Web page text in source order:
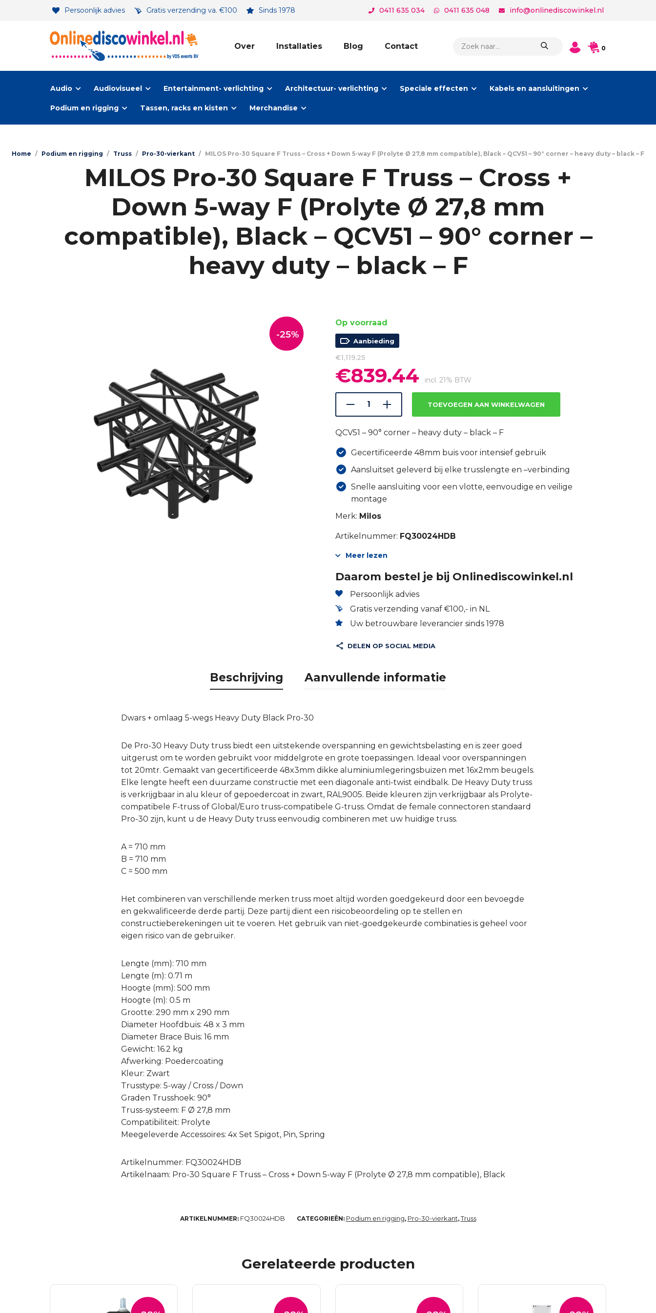
Persoonlijk advies Gratis verzending va. €100 Sinds 1978 0411 635 034 0411 635 048 info@onlinediscowinkel.nl
Over Installaties Blog Contact
ZOEKEN
0
Audio Audiovisueel Entertainment- verlichting Architectuur- verlichting Speciale effecten Kabels en aansluitingen
Podium en rigging Tassen, racks en kisten Merchandise
Home / Podium en rigging / Truss / Pro-30-vierkant / MILOS Pro-30 Square F Truss – Cross + Down 5-way F (Prolyte Ø 27,8 mm compatible), Black – QCV51 – 90° corner – heavy duty – black – F
MILOS Pro-30 Square F Truss – Cross +
Down 5-way F (Prolyte Ø 27,8 mm
compatible), Black – QCV51 – 90° corner –
heavy duty – black – F
-25%
Op voorraad
Aanbieding
€1,119.25
Oorspronkelijke
prijs
was:
€1,119.25.
€839.44 prijs
is:
€839.44.
incl. 21% BTW
TOEVOEGEN AAN WINKELWAGEN
QCV51 – 90° corner – heavy duty – black – F
Gecertificeerde 48mm buis voor intensief gebruik
Aansluitset geleverd bij elke trusslengte en –verbinding
Snelle aansluiting voor een vlotte, eenvoudige en veilige
montage
Merk: Milos
Artikelnummer: FQ30024HDB
Meer lezen
Daarom bestel je bij Onlinediscowinkel.nl
Persoonlijk advies
Gratis verzending vanaf €100,- in NL
Uw betrouwbare leverancier sinds 1978
DELEN OP SOCIAL MEDIA
Beschrijving Aanvullende informatie
Dwars + omlaag 5-wegs Heavy Duty Black Pro-30
De Pro-30 Heavy Duty truss biedt een uitstekende overspanning en gewichtsbelasting en is zeer goed
uitgerust om te worden gebruikt voor middelgrote en grote toepassingen. Ideaal voor overspanningen
tot 20mtr. Gemaakt van gecertificeerde 48x3mm dikke aluminiumlegeringsbuizen met 16x2mm beugels.
Elke lengte heeft een duurzame constructie met een diagonale anti-twist eindbalk. De Heavy Duty truss
is verkrijgbaar in alu kleur of gepoedercoat in zwart, RAL9005. Beide kleuren zijn verkrijgbaar als Prolyte-
compatibele F-truss of Global/Euro truss-compatibele G-truss. Omdat de female connectoren standaard
Pro-30 zijn, kunt u de Heavy Duty truss eenvoudig combineren met uw huidige truss.
A = 710 mm
B = 710 mm
C = 500 mm
Het combineren van verschillende merken truss moet altijd worden goedgekeurd door een bevoegde
en gekwalificeerde derde partij. Deze partij dient een risicobeoordeling op te stellen en
constructieberekeningen uit te voeren. Het gebruik van niet-goedgekeurde combinaties is geheel voor
eigen risico van de gebruiker.
Lengte (mm): 710 mm
Lengte (m): 0.71 m
Hoogte (mm): 500 mm
Hoogte (m): 0.5 m
Grootte: 290 mm x 290 mm
Diameter Hoofdbuis: 48 x 3 mm
Diameter Brace Buis: 16 mm
Gewicht: 16.2 kg
Afwerking: Poedercoating
Kleur: Zwart
Trusstype: 5-way / Cross / Down
Graden Trusshoek: 90°
Truss-systeem: F Ø 27,8 mm
Compatibiliteit: Prolyte
Meegeleverde Accessoires: 4x Set Spigot, Pin, Spring
Artikelnummer: FQ30024HDB
Artikelnaam: Pro-30 Square F Truss – Cross + Down 5-way F (Prolyte Ø 27,8 mm compatible), Black
ARTIKELNUMMER: FQ30024HDB CATEGORIEËN: Podium en rigging, Pro-30-vierkant,Truss
Gerelateerde producten